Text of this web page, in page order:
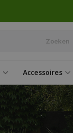
Zoeken
Accessoires